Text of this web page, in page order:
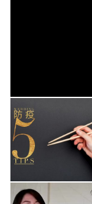
婚禮策劃到婚禮